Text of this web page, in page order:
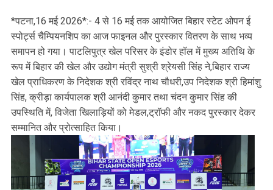
*पटना,16 मई 2026*:- 4 से 16 मई तक आयोजित बिहार स्टेट ओपन ई
स्पोर्ट्स चैम्पियनशिप का आज फाइनल और पुरस्कार वितरण के साथ भव्य
समापन हो गया। पाटलिपुत्र खेल परिसर के इंडोर हॉल में मुख्य अतिथि के
रूप में बिहार की खेल और उद्योग मंत्री सुश्री श्रेयसी सिंह ने,बिहार राज्य
खेल प्राधिकरण के निदेशक श्री रविंद्र नाथ चौधरी,उप निदेशक श्री हिमांशु
सिंह, क्रीड़ा कार्यपालक श्री आनंदी कुमार तथा चंदन कुमार सिंह की
उपस्थिति में, विजेता खिलाड़ियों को मेडल,ट्रॉफी और नकद पुरस्कार देकर
सम्मानित और प्रोत्साहित किया।